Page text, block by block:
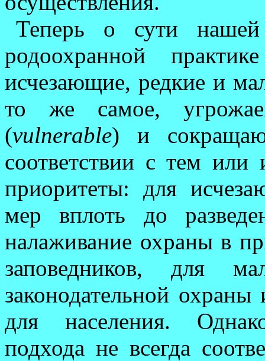
Теперь о сути
родоохранной
исчезающие, редкие и
то же самое,
(vulnerable) и
соответствии с тем
приоритеты: для
мер вплоть до
налаживание охраны в
заповедников, для
законодательной
для населения.
подхода не всегда